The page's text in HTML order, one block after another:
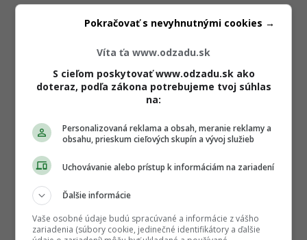
Víta ťa www.odzadu.sk
S cieľom poskytovať www.odzadu.sk ako
doteraz, podľa zákona potrebujeme tvoj súhlas
na:
Personalizovaná reklama a obsah, meranie reklamy a
obsahu, prieskum cieľových skupín a vývoj služieb
Uchovávanie alebo prístup k informáciám na zariadení
Ďalšie informácie
Vaše osobné údaje budú spracúvané a informácie z vášho
zariadenia (súbory cookie, jedinečné identifikátory a ďalšie
Pokračovať s nevyhnutnými cookies →